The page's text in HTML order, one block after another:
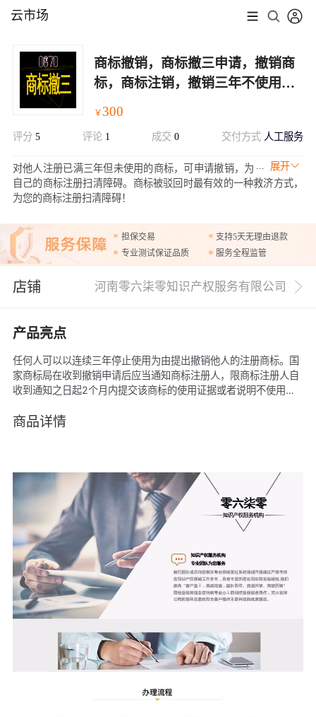
云市场
商标撤销，商标撤三申请，撤销商
标，商标注销，撤销三年不使用商
￥ 300
评分 5 评论 1 成交0 交付方式 人工服务
展开
对他人注册已满三年但未使用的商标，可申请撤销，为
自己的商标注册扫清障碍。商标被驳回时最有效的一种救济方式，
为您的商标注册扫清障碍！
担保交易
支持5天无理由退款
专业测试保证品质
服务全程监管
店铺 河南零六柒零知识产权服务有限公司
产品亮点
任何人可以以连续三年停止使用为由提出撤销他人的注册商标。国
家商标局在收到撤销申请后应当通知商标注册人，限商标注册人自
收到通知之日起2个月内提交该商标的使用证据或者说明不使用的
在法定期限内向商标局提供商标使用证据或者说明不使用的正当理
商品详情